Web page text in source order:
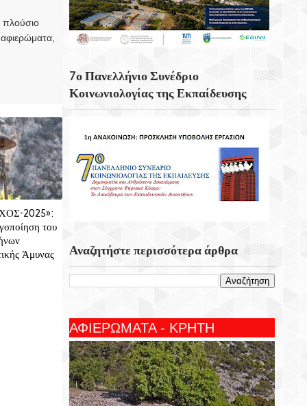
πλούσιο
2025»:
του
Άμυνας
Κουνάβοι Του Δήμου Αρχανών
Αστερουσίων
Προϊόντων, Οικοτεχνίας & Χειροτεχνίας
7ο Πανελλήνιο Συνέδριο
Κοινωνιολογίας της Εκπαίδευσης
Αναζητήστε περισσότερα άρθρα
ΑΦΙΕΡΩΜΑΤΑ - ΚΡΗΤΗ